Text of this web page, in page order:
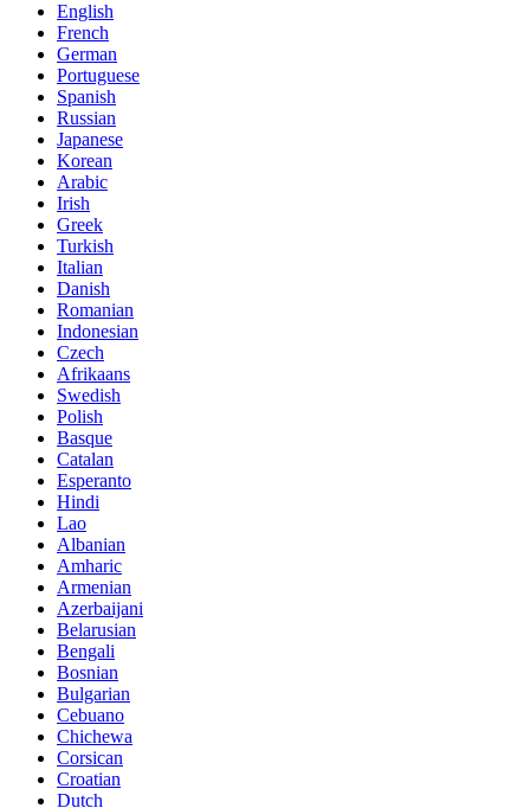
English
French
German
Portuguese
Spanish
Russian
Japanese
Korean
Arabic
Irish
Greek
Turkish
Italian
Danish
Romanian
Indonesian
Czech
Afrikaans
Swedish
Polish
Basque
Catalan
Esperanto
Hindi
Lao
Albanian
Amharic
Armenian
Azerbaijani
Belarusian
Bengali
Bosnian
Bulgarian
Cebuano
Chichewa
Corsican
Croatian
Dutch